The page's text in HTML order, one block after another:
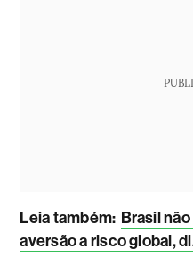
Leia também: Brasil
aversão a risco global,